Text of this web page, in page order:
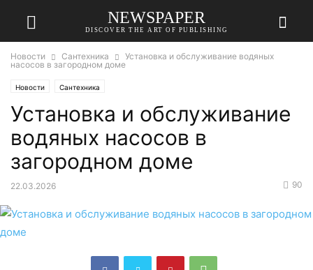
NEWSPAPER
DISCOVER THE ART OF PUBLISHING
Новости Сантехника
Установка и обслуживание водяных
насосов в загородном доме
Новости Сантехника
Установка и обслуживание
водяных насосов в
загородном доме
22.03.2026 90